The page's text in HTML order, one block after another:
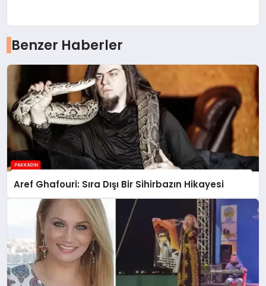
Benzer Haberler
Aref Ghafouri: Sıra Dışı Bir Sihirbazın Hikayesi